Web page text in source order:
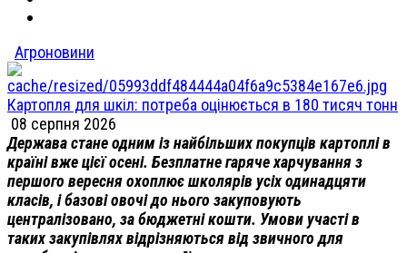
Агроновини
Картопля для шкіл: потреба оцінюється в 180 тисяч тонн
08 серпня 2026
Держава стане одним із найбільших покупців картоплі в
країні вже цієї осені. Безплатне гаряче харчування з
першого вересня охоплює школярів усіх одинадцяти
класів, і базові овочі до нього закуповують
централізовано, за бюджетні кошти. Умови участі в
таких закупівлях відрізняються від звичного для